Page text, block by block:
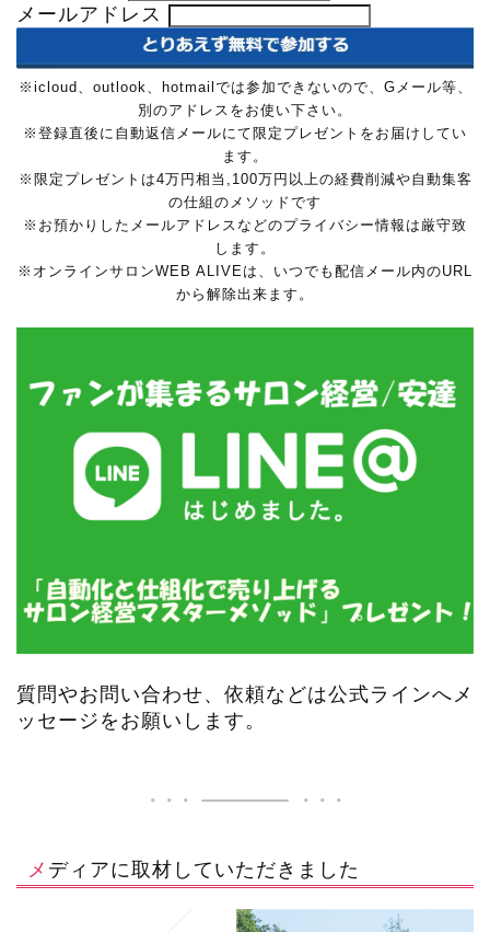
メールアドレス
※icloud、outlook、hotmailでは参加できないので、Gメール等、
別のアドレスをお使い下さい。
※登録直後に自動返信メールにて限定プレゼントをお届けしてい
ます。
※限定プレゼントは4万円相当,100万円以上の経費削減や自動集客
の仕組のメソッドです
※お預かりしたメールアドレスなどのプライバシー情報は厳守致
します。
※オンラインサロンWEB ALIVEは、いつでも配信メール内のURL
から解除出来ます。
質問やお問い合わせ、依頼などは公式ラインへメ
ッセージをお願いします。
メディアに取材していただきました